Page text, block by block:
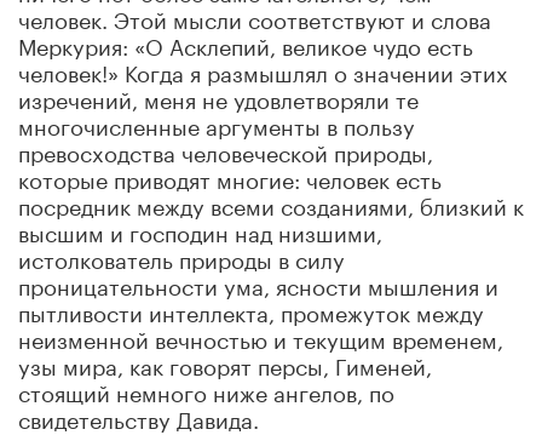
человек. Этой мысли соответствуют и слова
Меркурия: «О Асклепий, великое чудо есть
человек!» Когда я размышлял о значении этих
изречений, меня не удовлетворяли те
многочисленные аргументы в пользу
превосходства человеческой природы,
которые приводят многие: человек есть
посредник между всеми созданиями, близкий к
высшим и господин над низшими,
истолкователь природы в силу
проницательности ума, ясности мышления и
пытливости интеллекта, промежуток между
неизменной вечностью и текущим временем,
узы мира, как говорят персы, Гименей,
стоящий немного ниже ангелов, по
свидетельству Давида.